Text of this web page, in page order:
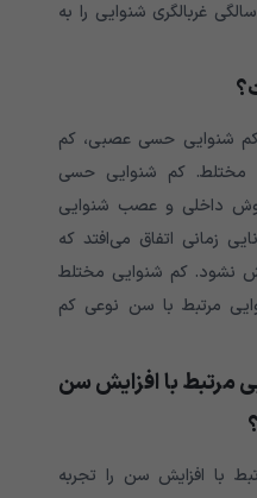
باید پس از رسیدن به سن 50 سالگی غربالگری شنوایی را به
کم شنوایی حسی عصبی، کم
مختلط. کم شنوایی حسی
داخلی و عصب شنوایی
زمانی اتفاق می‌افتد که
نشود. کم شنوایی مختلط
مرتبط با سن نوعی کم
مرتبط با افزایش سن
با افزایش سن را تجربه